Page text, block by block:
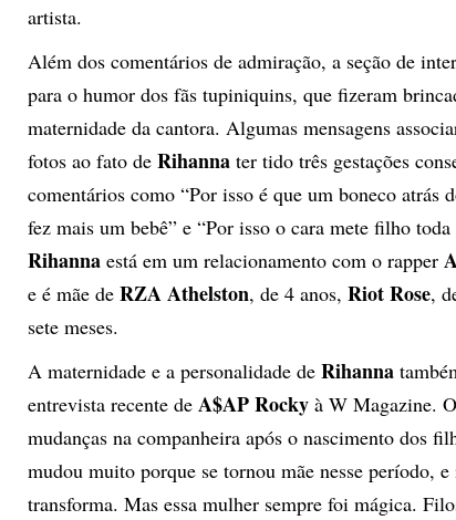
artista.
Além dos comentários de admiração, a seção de
para o humor dos fãs tupiniquins, que fizeram
maternidade da cantora. Algumas mensagens
fotos ao fato de Rihanna ter tido três gestações
comentários como “Por isso é que um boneco atrás
fez mais um bebê” e “Por isso o cara mete filho
Rihanna está em um relacionamento com o rapper
e é mãe de RZA Athelston, de 4 anos, Riot Rose,
sete meses.
A maternidade e a personalidade de Rihanna
entrevista recente de A$AP Rocky à W Magazine.
mudanças na companheira após o nascimento dos
mudou muito porque se tornou mãe nesse período, e
transforma. Mas essa mulher sempre foi mágica.